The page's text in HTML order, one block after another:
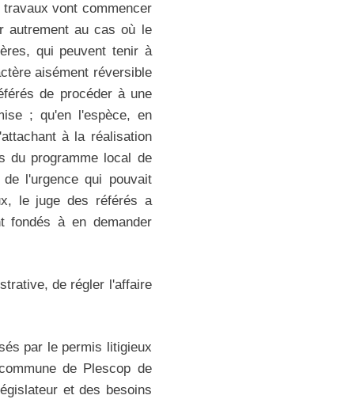
vont commencer
autrement au cas où le
qui peuvent tenir à
aisément réversible
de procéder à une
; qu'en l'espèce, en
à la réalisation
du programme local de
l'urgence qui pouvait
le juge des référés a
fondés à en demander
de régler l'affaire
par le permis litigieux
de Plescop de
et des besoins